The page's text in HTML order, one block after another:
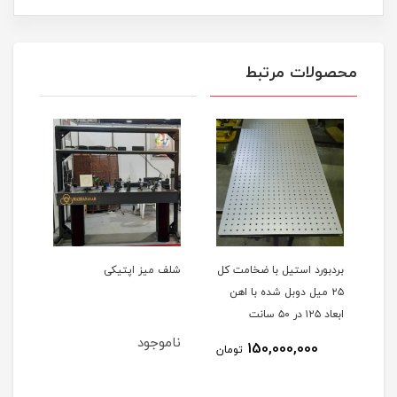
محصولات مرتبط
بردبورد استیل با ضخامت کل
۲۵ میل دوبل شده با اهن
ابعاد ۱۲۵ در ۵۰ سانت
150,000,000 تومان
شلف میز اپتیکی
ناموجود